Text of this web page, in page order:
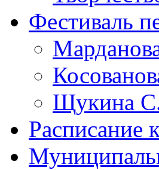
Фестиваль
Щукина
Расписание